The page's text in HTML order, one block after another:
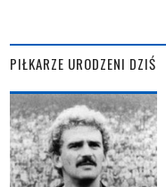
PIŁKARZE URODZENI DZIŚ